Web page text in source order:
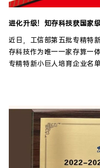
进化升级！知存科技获国家
近日，工信部第五批专精特
存科技作为唯一一家存算一
专精特新小巨人培育企业名单